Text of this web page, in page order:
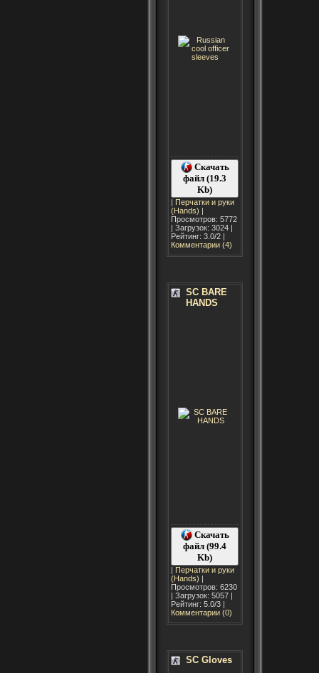
Скачать
файл (19.3
Kb)
| Перчатки и руки
(Hands) |
Просмотров: 5772
| Загрузок: 3024 |
Рейтинг: 3.0/2 |
Комментарии (4)
SC BARE
HANDS
Скачать
файл (99.4
Kb)
| Перчатки и руки
(Hands) |
Просмотров: 6230
| Загрузок: 5057 |
Рейтинг: 5.0/3 |
Комментарии (0)
SC Gloves